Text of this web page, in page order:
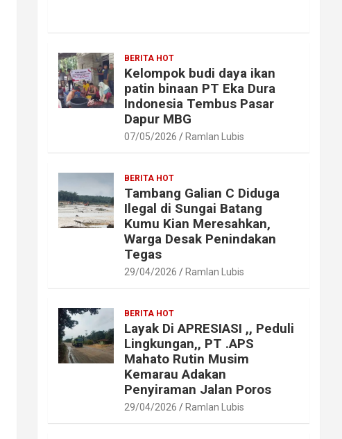
BERITA HOT
Kelompok budi daya ikan
patin binaan PT Eka Dura
Indonesia Tembus Pasar
Dapur MBG
07/05/2026 Ramlan Lubis
BERITA HOT
Tambang Galian C Diduga
Ilegal di Sungai Batang
Kumu Kian Meresahkan,
Warga Desak Penindakan
Tegas
29/04/2026 Ramlan Lubis
BERITA HOT
Layak Di APRESIASI ,, Peduli
Lingkungan,, PT .APS
Mahato Rutin Musim
Kemarau Adakan
Penyiraman Jalan Poros
29/04/2026 Ramlan Lubis